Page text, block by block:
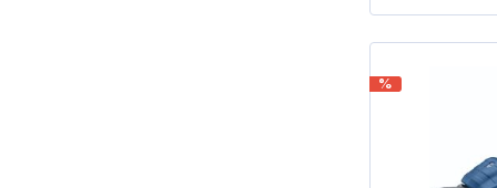
frischen und
antihaftbeschichtet
%